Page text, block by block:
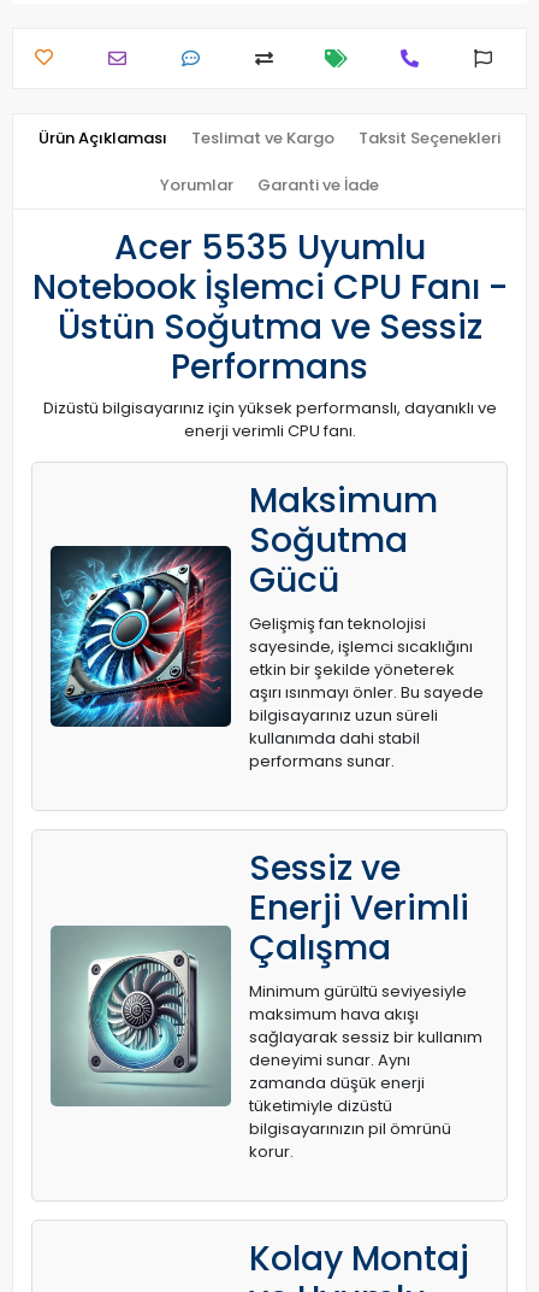
Ürün Açıklaması Teslimat ve Kargo Taksit Seçenekleri
Yorumlar Garanti ve İade
Acer 5535 Uyumlu
Notebook İşlemci CPU Fanı -
Üstün Soğutma ve Sessiz
Performans
Dizüstü bilgisayarınız için yüksek performanslı, dayanıklı ve
enerji verimli CPU fanı.
Maksimum
Soğutma
Gücü
Gelişmiş fan teknolojisi
sayesinde, işlemci sıcaklığını
etkin bir şekilde yöneterek
aşırı ısınmayı önler. Bu sayede
bilgisayarınız uzun süreli
kullanımda dahi stabil
performans sunar.
Sessiz ve
Enerji Verimli
Çalışma
Minimum gürültü seviyesiyle
maksimum hava akışı
sağlayarak sessiz bir kullanım
deneyimi sunar. Aynı
zamanda düşük enerji
tüketimiyle dizüstü
bilgisayarınızın pil ömrünü
korur.
Kolay Montaj